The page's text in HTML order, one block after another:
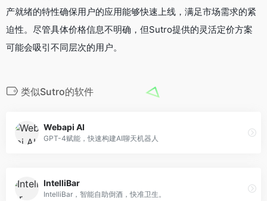
产就绪的特性确保用户的应用能够快速上线，满足市场需求的紧
迫性。尽管具体价格信息不明确，但Sutro提供的灵活定价方案
可能会吸引不同层次的用户。
类似Sutro的软件
Webapi AI
GPT-4赋能，快速构建AI聊天机器人
IntelliBar
IntelliBar，智能自助倒酒，快准卫生。